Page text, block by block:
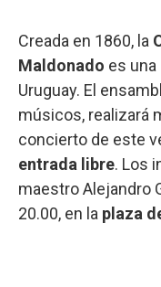
Creada en 1860, la
Maldonado es una
Uruguay. El
músicos, realizará
concierto de este
entrada libre. Los
maestro Alejandro
20.00, en la plaza